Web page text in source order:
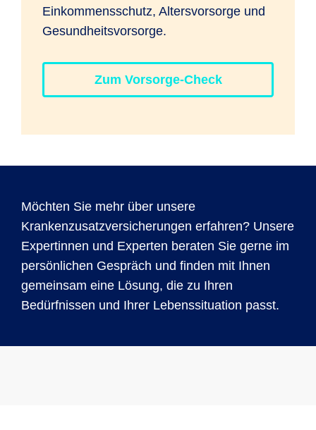
Einkommensschutz, Altersvorsorge und
Gesundheitsvorsorge.
Zum Vorsorge-Check
Möchten Sie mehr über unsere
Krankenzusatzversicherungen erfahren? Unsere
Expertinnen und Experten beraten Sie gerne im
persönlichen Gespräch und finden mit Ihnen
gemeinsam eine Lösung, die zu Ihren
Bedürfnissen und Ihrer Lebenssituation passt.